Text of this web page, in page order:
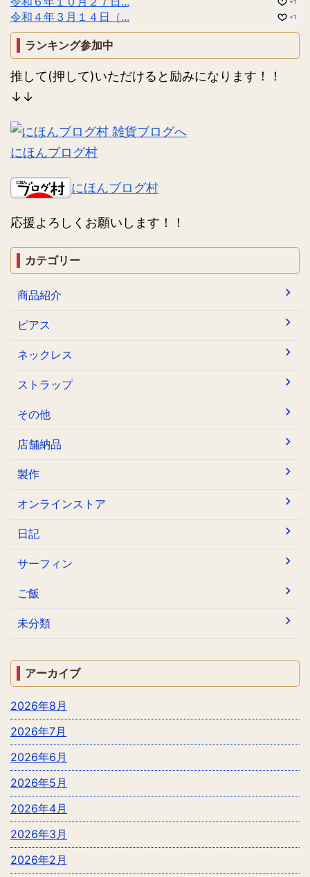
令和４年３月１４日（... +1
ランキング参加中
推して(押して)いただけると励みになります！！
↓↓
にほんブログ村
にほんブログ村
応援よろしくお願いします！！
カテゴリー
商品紹介
ピアス
ネックレス
ストラップ
その他
店舗納品
製作
オンラインストア
日記
サーフィン
ご飯
未分類
アーカイブ
2026年8月
2026年7月
2026年6月
2026年5月
2026年4月
2026年3月
2026年2月